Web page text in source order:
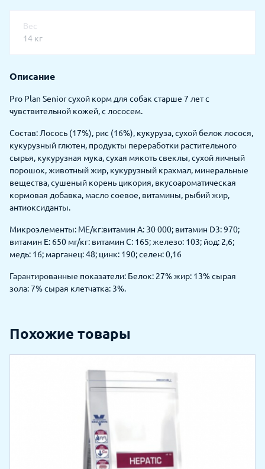
Вес
14 кг
Описание
Pro Plan Senior сухой корм для собак старше 7 лет с
чувствительной кожей, с лососем.
Состав: Лосось (17%), рис (16%), кукуруза, сухой белок лосося,
кукурузный глютен, продукты переработки растительного
сырья, кукурузная мука, сухая мякоть свеклы, сухой яичный
порошок, животный жир, кукурузный крахмал, минеральные
вещества, сушеный корень цикория, вкусоароматическая
кормовая добавка, масло соевое, витамины, рыбий жир,
антиоксиданты.
Микроэлементы: МЕ/кг:витамин A: 30 000; витамин D3: 970;
витамин E: 650 мг/кг: витамин C: 165; железо: 103; йод: 2,6;
медь: 16; марганец: 48; цинк: 190; селен: 0,16
Гарантированные показатели: Белок: 27% жир: 13% сырая
зола: 7% сырая клетчатка: 3%.
Похожие товары